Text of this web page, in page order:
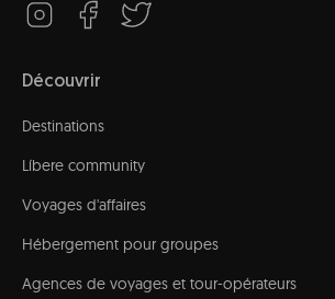
Découvrir
Destinations
Líbere community
Voyages d'affaires
Hébergement pour groupes
Agences de voyages et tour-opérateurs